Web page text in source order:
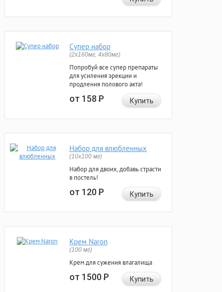
Супер набор
(2х160мг, 4х80мг)
Попробуй все супер препараты
для усиления эрекции и
продления полового акта!
от 158Р Купить
Набор для влюбленных
(10х100 мг)
Набор для двоих, добавь страсти
в постель!
от 120Р Купить
Крем Naron
(100 мг)
Крем для сужения влагалища
от 1500Р Купить